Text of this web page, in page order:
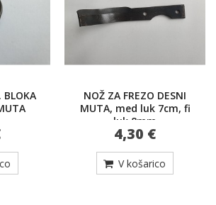
BLOKA
NOŽ ZA FREZO DESNI
MUTA, med luk 7cm, fi
luk 8mm
4,30 €
V košarico